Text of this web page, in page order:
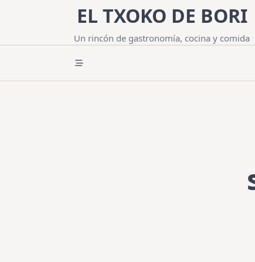
EL TXOKO DE BORI
Un rincón de gastronomía, cocina y comida